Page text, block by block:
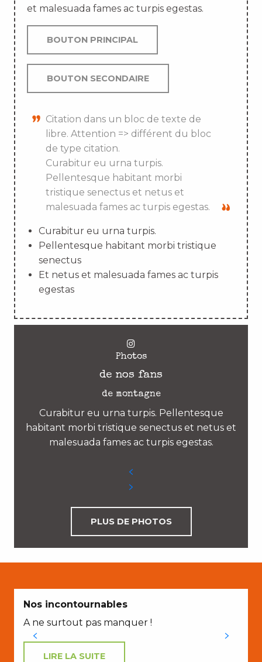
et malesuada fames ac turpis egestas.
BOUTON PRINCIPAL
BOUTON SECONDAIRE
Citation dans un bloc de texte de
libre. Attention => différent du bloc
de type citation.
Curabitur eu urna turpis.
Pellentesque habitant morbi
tristique senectus et netus et
malesuada fames ac turpis egestas.
Curabitur eu urna turpis.
Pellentesque habitant morbi tristique
senectus
Et netus et malesuada fames ac turpis
egestas
Photos
de nos fans
de montagne
Curabitur eu urna turpis. Pellentesque
habitant morbi tristique senectus et netus et
malesuada fames ac turpis egestas.
PLUS DE PHOTOS
Nos incontournables
A ne surtout pas manquer !
LIRE LA SUITE